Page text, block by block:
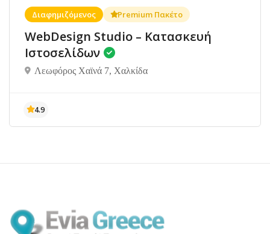
Διαφημιζόμενος Premium Πακέτο
WebDesign Studio – Κατασκευή
Ιστοσελίδων
Λεωφόρος Χαϊνά 7, Χαλκίδα